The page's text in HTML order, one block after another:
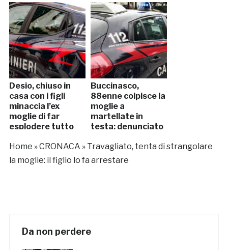
Desio, chiuso in
casa con i figli
minaccia l’ex
moglie di far
esplodere tutto
Buccinasco,
88enne colpisce la
moglie a
martellate in
testa: denunciato
Home »CRONACA » Travagliato, tenta di strangolare
la moglie: il figlio lo fa arrestare
Da non perdere